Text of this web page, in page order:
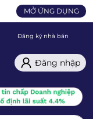
MỞ ỨNG DỤNG
Đăng ký nhà bán
Đăng nhập